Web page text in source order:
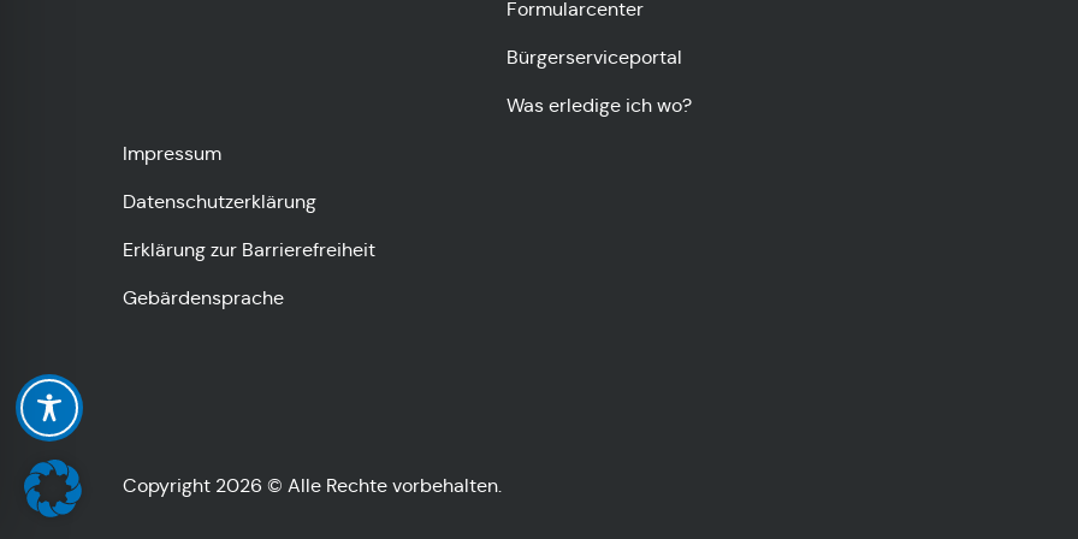
Formularcenter
Bürgerserviceportal
Was erledige ich wo?
Impressum
Datenschutzerklärung
Erklärung zur Barrierefreiheit
Gebärdensprache
Copyright 2026 © Alle Rechte vorbehalten.